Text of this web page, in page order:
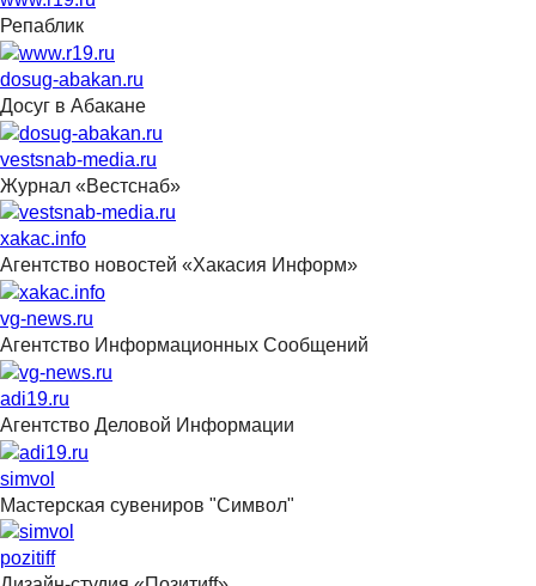
Репаблик
dosug-abakan.ru
Досуг в Абакане
vestsnab-media.ru
Журнал «Вестснаб»
xakac.info
Агентство новостей «Хакасия Информ»
vg-news.ru
Агентство Информационных Сообщений
adi19.ru
Агентство Деловой Информации
simvol
Мастерская сувениров "Символ"
pozitiff